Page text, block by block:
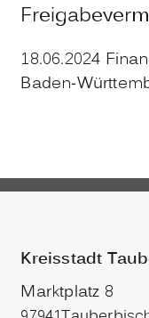
18.06.2024
Baden-
Kreisstadt
Marktplatz 8